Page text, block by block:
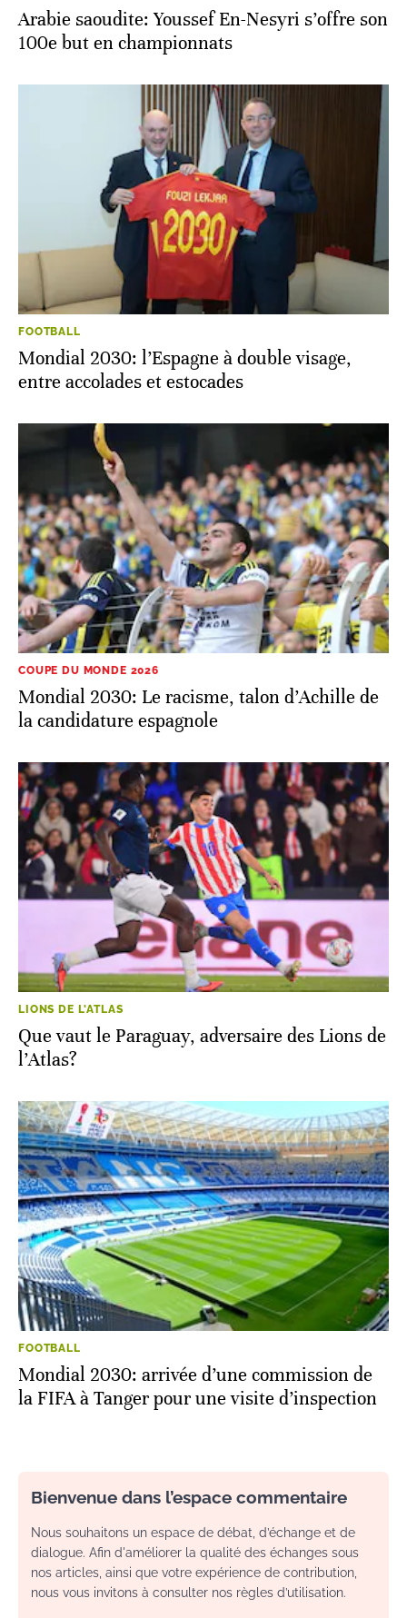
Arabie saoudite: Youssef En-Nesyri s’offre son
100e but en championnats
FOOTBALL
Mondial 2030: l’Espagne à double visage,
entre accolades et estocades
COUPE DU MONDE 2026
Mondial 2030: Le racisme, talon d’Achille de
la candidature espagnole
LIONS DE L'ATLAS
Que vaut le Paraguay, adversaire des Lions de
l’Atlas?
FOOTBALL
Mondial 2030: arrivée d’une commission de
la FIFA à Tanger pour une visite d’inspection
Bienvenue dans l’espace commentaire
Nous souhaitons un espace de débat, d’échange et de
dialogue. Afin d'améliorer la qualité des échanges sous
nos articles, ainsi que votre expérience de contribution,
nous vous invitons à consulter nos règles d’utilisation.